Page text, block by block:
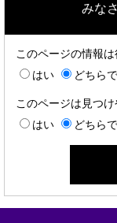
みな
このページの情報
はい
どちら
このページは見つ
はい
どちら